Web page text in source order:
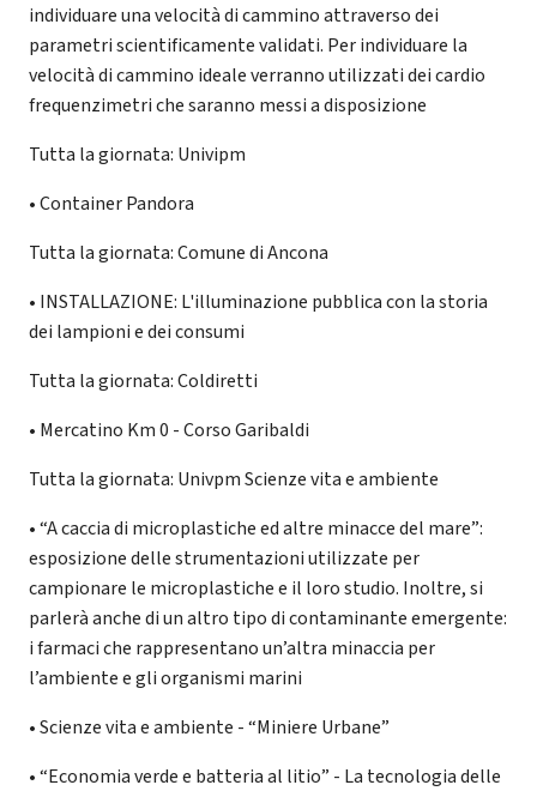
individuare una velocità di cammino attraverso dei
parametri scientificamente validati. Per individuare la
velocità di cammino ideale verranno utilizzati dei cardio
frequenzimetri che saranno messi a disposizione
Tutta la giornata: Univipm
• Container Pandora
Tutta la giornata: Comune di Ancona
• INSTALLAZIONE: L'illuminazione pubblica con la storia
dei lampioni e dei consumi
Tutta la giornata: Coldiretti
• Mercatino Km 0 - Corso Garibaldi
Tutta la giornata: Univpm Scienze vita e ambiente
• “A caccia di microplastiche ed altre minacce del mare”:
esposizione delle strumentazioni utilizzate per
campionare le microplastiche e il loro studio. Inoltre, si
parlerà anche di un altro tipo di contaminante emergente:
i farmaci che rappresentano un’altra minaccia per
l’ambiente e gli organismi marini
• Scienze vita e ambiente - “Miniere Urbane”
• “Economia verde e batteria al litio” - La tecnologia delle